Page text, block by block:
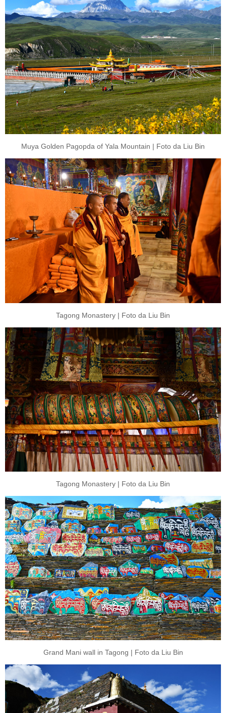
Muya Golden Pagopda of Yala Mountain | Foto da Liu Bin
Tagong Monastery | Foto da Liu Bin
Tagong Monastery | Foto da Liu Bin
Grand Mani wall in Tagong | Foto da Liu Bin